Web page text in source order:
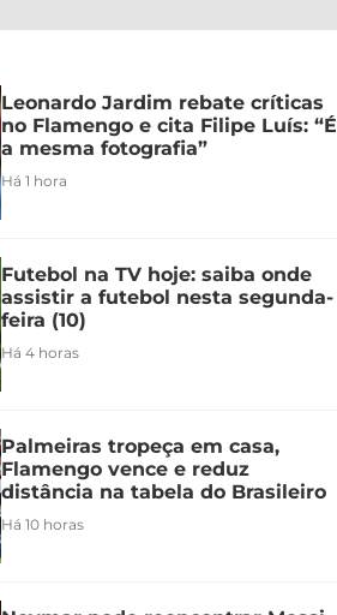
Leonardo Jardim rebate críticas
no Flamengo e cita Filipe Luís: “É
a mesma fotografia”
Há 1 hora
Futebol na TV hoje: saiba onde
assistir a futebol nesta segunda-
feira (10)
Há 4 horas
Palmeiras tropeça em casa,
Flamengo vence e reduz
distância na tabela do Brasileiro
Há 10 horas